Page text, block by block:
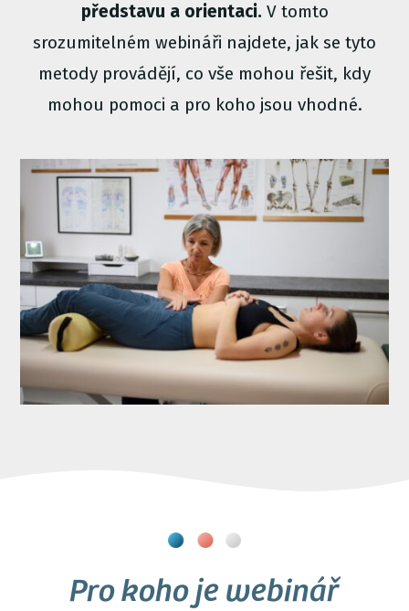
představu a orientaci. V tomto
srozumitelném webináři najdete, jak se tyto
metody provádějí, co vše mohou řešit, kdy
mohou pomoci a pro koho jsou vhodné.
Pro koho je webinář